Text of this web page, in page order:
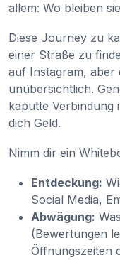
allem: Wo bleiben
Diese Journey zu
einer Straße zu
auf Instagram, aber
unübersichtlich.
kaputte Verbindung
dich Geld.
Nimm dir ein
Entdeckung:
Social Media,
Abwägung:
(Bewertungen
Öffnungszeiten